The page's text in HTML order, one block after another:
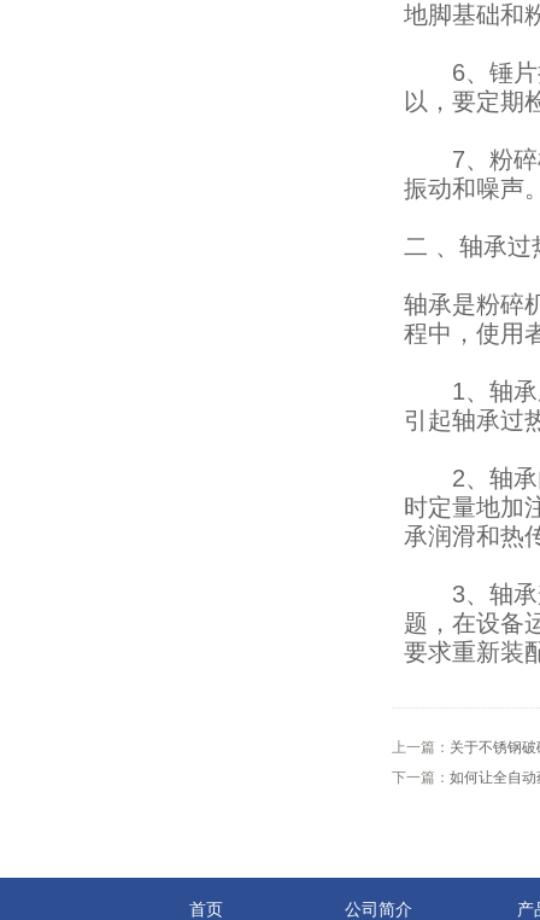
地脚基础和
6、锤片折
以，要定期
7、粉碎机
振动和噪声
二 、轴承过
轴承是粉碎
程中，使用
1、轴承座
引起轴承过
2、轴承内
时定量地加
承润滑和热
3、轴承盖
题，在设备
要求重新装
上一篇： 关于不锈钢
下一篇： 如何让全自
首页 公司简介 产